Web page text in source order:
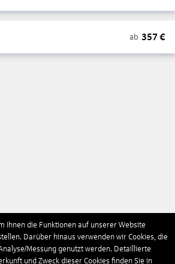
ab 357 €
Ihnen die Funktionen auf unserer Website
Darüber hinaus verwenden wir Cookies, die
Messung genutzt werden. Detaillierte
und Zweck dieser Cookies finden Sie in